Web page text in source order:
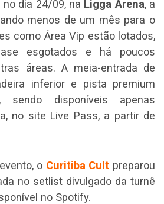
dia 24/09, na Ligga Arena, a
menos de um mês para o
como Área Vip estão lotados,
esgotados e há poucos
áreas. A meia-entrada de
inferior e pista premium
sendo disponíveis apenas
no site Live Pass, a partir de
o Curitiba Cult preparou
no setlist divulgado da turnê
no Spotify.